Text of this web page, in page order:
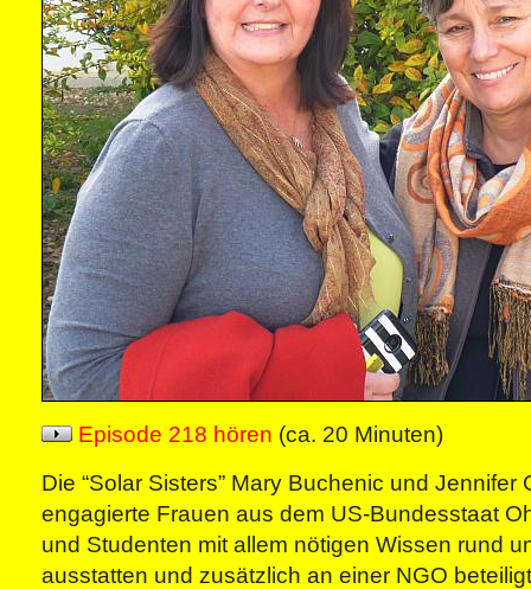
Episode 218 hören (ca. 20 Minuten)
Die “Solar Sisters” Mary Buchenic und Jennifer
engagierte Frauen aus dem US-Bundesstaat
und Studenten mit allem nötigen Wissen rund
ausstatten und zusätzlich an einer NGO